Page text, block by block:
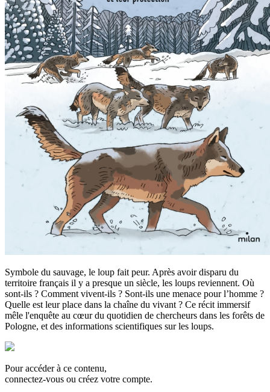
Symbole du sauvage, le loup fait peur. Après avoir disparu du
territoire français il y a presque un siècle, les loups reviennent. Où
sont-ils ? Comment vivent-ils ? Sont-ils une menace pour l’homme ?
Quelle est leur place dans la chaîne du vivant ? Ce récit immersif
mêle l'enquête au cœur du quotidien de chercheurs dans les forêts de
Pologne, et des informations scientifiques sur les loups.
Pour accéder à ce contenu,
connectez-vous ou créez votre compte.